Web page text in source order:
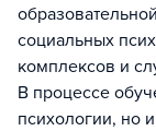
социальных
комплексов и
В процессе
психологии, но